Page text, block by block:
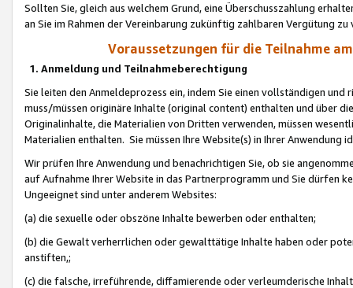
Sollten Sie, gleich aus welchem Grund, eine Überschusszahlung
an Sie im Rahmen der Vereinbarung zukünftig zahlbaren Vergütung zu
Voraussetzungen für die Teilnahme
1. Anmeldung und Teilnahmeberechtigung
Sie leiten den Anmeldeprozess ein, indem Sie einen vollständigen
muss/müssen originäre Inhalte (original content) enthalten und über
Originalinhalte, die Materialien von Dritten verwenden, müssen
Materialien enthalten. Sie müssen Ihre Website(s) in Ihrer Anwendung
Wir prüfen Ihre Anwendung und benachrichtigen Sie, ob sie
auf Aufnahme Ihrer Website in das Partnerprogramm und Sie dürfen
Ungeeignet sind unter anderem Websites:
(a) die sexuelle oder obszöne Inhalte bewerben oder enthalten;
(b) die Gewalt verherrlichen oder gewalttätige Inhalte haben oder
anstiften,;
(c) die falsche, irreführende, diffamierende oder verleumderische